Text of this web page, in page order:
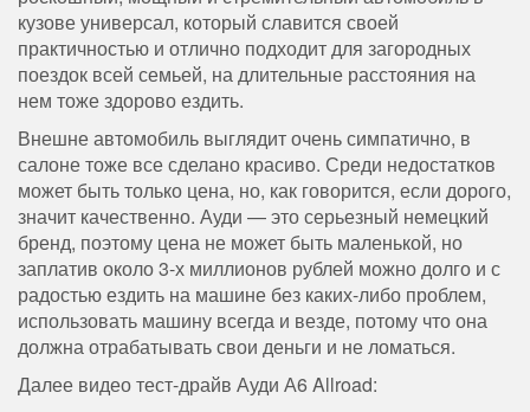
кузове универсал, который славится своей
практичностью и отлично подходит для загородных
поездок всей семьей, на длительные расстояния на
нем тоже здорово ездить.
Внешне автомобиль выглядит очень симпатично, в
салоне тоже все сделано красиво. Среди недостатков
может быть только цена, но, как говорится, если дорого,
значит качественно. Ауди — это серьезный немецкий
бренд, поэтому цена не может быть маленькой, но
заплатив около 3-х миллионов рублей можно долго и с
радостью ездить на машине без каких-либо проблем,
использовать машину всегда и везде, потому что она
должна отрабатывать свои деньги и не ломаться.
Далее видео тест-драйв Ауди А6 Allroad: